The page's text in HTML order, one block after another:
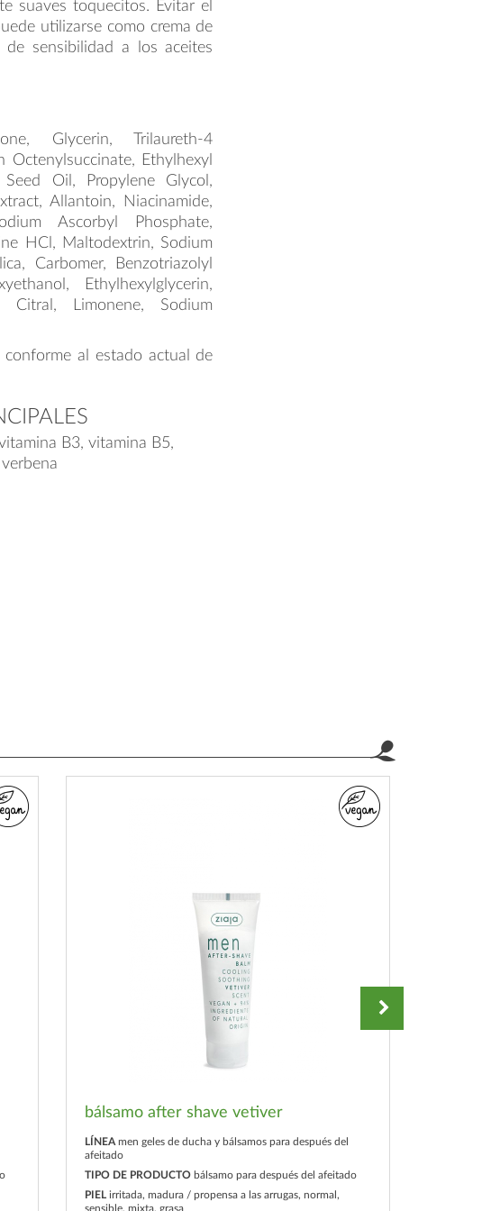
suaves toquecitos. Evitar el
utilizarse como crema de
sensibilidad a los aceites
Glycerin, Trilaureth-4
Octenylsuccinate, Ethylhexyl
Oil, Propylene Glycol,
Allantoin, Niacinamide,
Ascorbyl Phosphate,
HCl, Maltodextrin, Sodium
Carbomer, Benzotriazolyl
Ethylhexylglycerin,
Limonene, Sodium
al estado actual de
B3, vitamina B5,
bálsamo after shave vetiver
LÍNEA men geles de ducha y bálsamos para después del
afeitado
TIPO DE PRODUCTO bálsamo para después del afeitado
PIEL irritada, madura / propensa a las arrugas, normal,
sensible, mixta, grasa